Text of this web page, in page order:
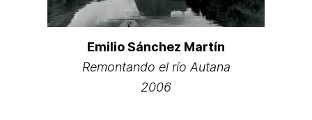
Emilio Sánchez Martín
Remontando el río Autana
2006